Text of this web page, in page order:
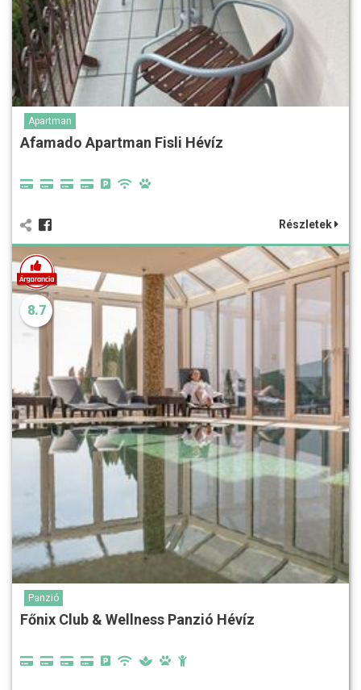
Apartman
Afamado Apartman Fisli Hévíz
Részletek
8.7
Panzió
Főnix Club & Wellness Panzió Hévíz